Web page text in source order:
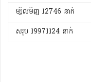
ម្សិលមិញ 12746 នាក់
សរុប 19971124 នាក់